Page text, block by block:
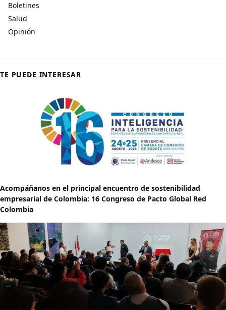
Boletines
Salud
Opinión
TE PUEDE INTERESAR
Acompáñanos en el principal encuentro de sostenibilidad
empresarial de Colombia: 16 Congreso de Pacto Global Red
Colombia